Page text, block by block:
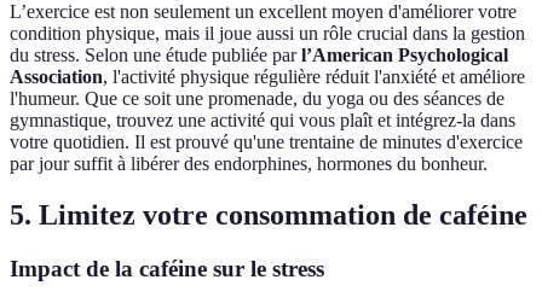
L’exercice est non seulement un excellent moyen d'améliorer votre
condition physique, mais il joue aussi un rôle crucial dans la gestion
du stress. Selon une étude publiée parl’American Psychological
Association, l'activité physique régulière réduit l'anxiété et améliore
l'humeur. Que ce soit une promenade, du yoga ou des séances de
gymnastique, trouvez une activité qui vous plaît et intégrez-la dans
votre quotidien. Il est prouvé qu'une trentaine de minutes d'exercice
par jour suffit à libérer des endorphines, hormones du bonheur.
5. Limitez votre consommation de caféine
Impact de la caféine sur le stress